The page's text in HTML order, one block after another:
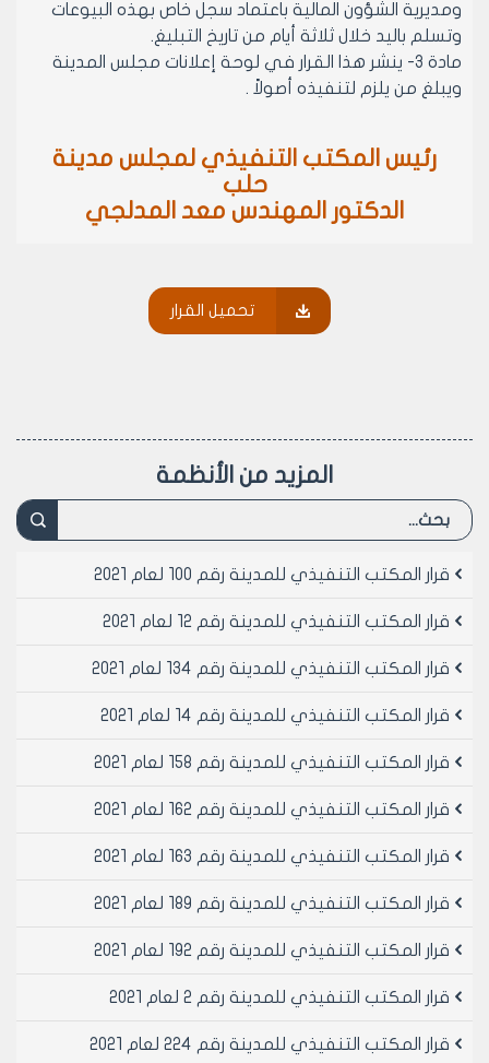
ومديرية الشؤون المالية باعتماد سجل خاص بهذه البيوعات
وتسلم باليد خلال ثلاثة أيام من تاريخ التبليغ.
مادة 3- ينشر هذا القرار في لوحة إعلانات مجلس المدينة
ويبلغ من يلزم لتنفيذه أصولاً .
رئيس المكتب التنفيذي لمجلس مدينة
حلب
الدكتور المهندس معد المدلجي
تحميل القرار
المزيد من الأنظمة
قرار المكتب التنفيذي للمدينة رقم 100 لعام 2021
قرار المكتب التنفيذي للمدينة رقم 12 لعام 2021
قرار المكتب التنفيذي للمدينة رقم 134 لعام 2021
قرار المكتب التنفيذي للمدينة رقم 14 لعام 2021
قرار المكتب التنفيذي للمدينة رقم 158 لعام 2021
قرار المكتب التنفيذي للمدينة رقم 162 لعام 2021
قرار المكتب التنفيذي للمدينة رقم 163 لعام 2021
قرار المكتب التنفيذي للمدينة رقم 189 لعام 2021
قرار المكتب التنفيذي للمدينة رقم 192 لعام 2021
قرار المكتب التنفيذي للمدينة رقم 2 لعام 2021
قرار المكتب التنفيذي للمدينة رقم 224 لعام 2021